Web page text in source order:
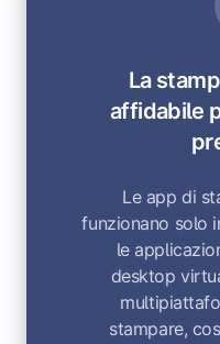
La
affidabile
Le app di
funzionano solo
le
desktop
stampare,